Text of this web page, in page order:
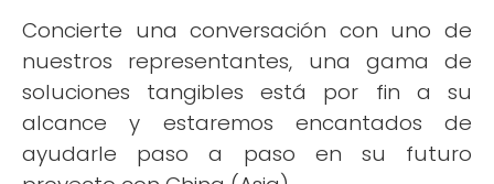
Concierte una conversación con uno de
nuestros representantes, una gama de
soluciones tangibles está por fin a su
alcance y estaremos encantados de
ayudarle paso a paso en su futuro